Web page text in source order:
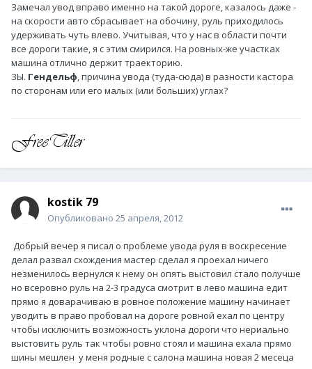
Замечал увод вправо именно на такой дороге, казалось даже -
на скорости авто сбрасывает на обочину, руль приходилось
удерживать чуть влево. Учитывая, что у нас в области почти
все дороги такие, я с этим смирился. На ровных-же участках
машина отлично держит траекторию.
ЗЫ. Гендельф, причина увода (туда-сюда) в разности кастора
по сторонам или его малых (или больших) углах?
kostik 79
Опубликовано 25 апреля, 2012
Добрый вечер я писал о проблеме увода руля в воскресение
делал развал схождения мастер сделал я проехал ничего
незменилось вернулся к нему он опять выстовил стало получше
но всеровно руль на 2-3 градуса смотрит в лево машина едит
прямо я доварачиваю в ровное положение машину начинает
уводить в право пробовал на дороге ровной ехал по центру
чтобы исключить возможность уклона дороги что нериально
выстовить руль так чтобы ровно стоял и машина ехала прямо
шины мешлен у меня родные с салона машина новая 2 месеца